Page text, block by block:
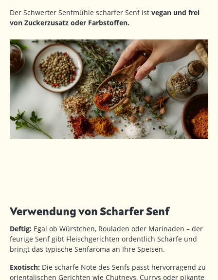
Der Schwerter Senfmühle scharfer Senf ist vegan und frei
von Zuckerzusatz oder Farbstoffen.
Verwendung von Scharfer Senf
Deftig: Egal ob Würstchen, Rouladen oder Marinaden – der
feurige Senf gibt Fleischgerichten ordentlich Schärfe und
bringt das typische Senfaroma an Ihre Speisen.
Exotisch: Die scharfe Note des Senfs passt hervorragend zu
orientalischen Gerichten wie Chutneys, Currys oder pikante